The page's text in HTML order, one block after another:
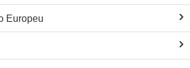
Europeu